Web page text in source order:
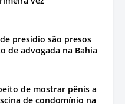
presídio são presos
de advogada na Bahia
de mostrar pênis a
de condomínio na